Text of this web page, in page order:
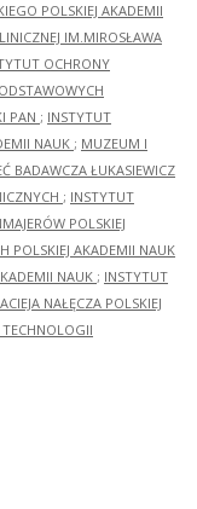
POLSKIEJ AKADEMII
IM.MIROSŁAWA
OCHRONY
PAN ; INSTYTUT
NAUK ; MUZEUM I
BADAWCZA ŁUKASIEWICZ
; INSTYTUT
POLSKIEJ
POLSKIEJ AKADEMII NAUK
NAUK ; INSTYTUT
NAŁĘCZA POLSKIEJ